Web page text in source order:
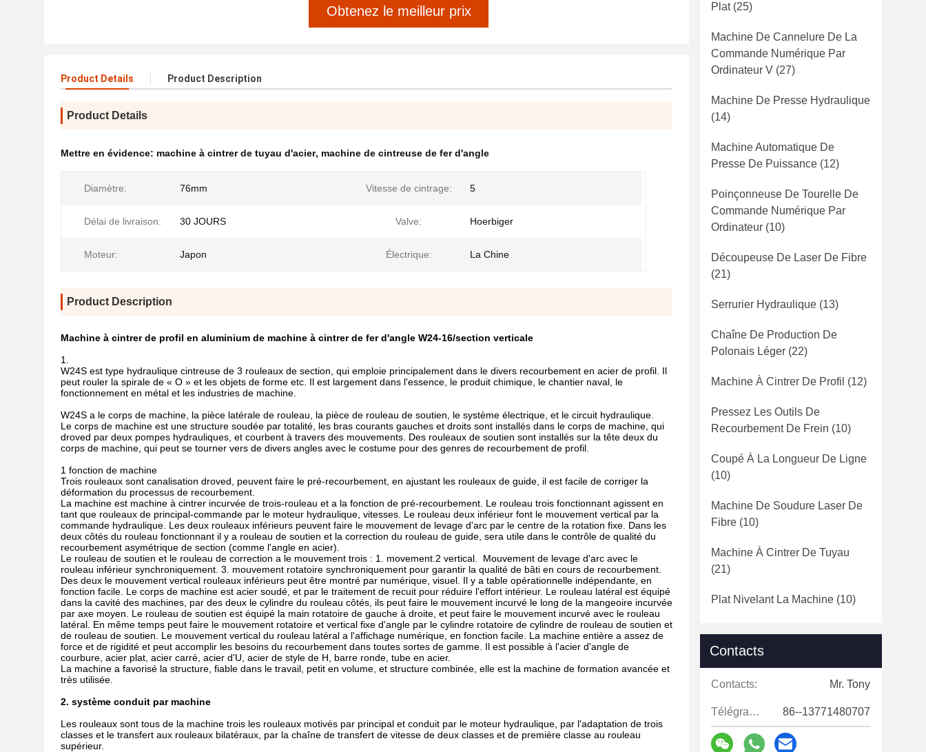
Obtenez le meilleur prix
Product Details Product Description
Product Details
Mettre en évidence: machine à cintrer de tuyau d'acier, machine de cintreuse de fer d'angle
Diamètre: 76mm Vitesse de cintrage: 5
Délai de livraison: 30 JOURS Valve: Hoerbiger
Moteur: Japon Électrique: La Chine
Product Description
Machine à cintrer de profil en aluminium de machine à cintrer de fer d'angle W24-16/section verticale
1.
W24S est type hydraulique cintreuse de 3 rouleaux de section, qui emploie principalement dans le divers recourbement en acier de profil. Il
peut rouler la spirale de « O » et les objets de forme etc. Il est largement dans l'essence, le produit chimique, le chantier naval, le
fonctionnement en métal et les industries de machine.
W24S a le corps de machine, la pièce latérale de rouleau, la pièce de rouleau de soutien, le système électrique, et le circuit hydraulique.
Le corps de machine est une structure soudée par totalité, les bras courants gauches et droits sont installés dans le corps de machine, qui
droved par deux pompes hydrauliques, et courbent à travers des mouvements. Des rouleaux de soutien sont installés sur la tête deux du
corps de machine, qui peut se tourner vers de divers angles avec le costume pour des genres de recourbement de profil.
1 fonction de machine
Trois rouleaux sont canalisation droved, peuvent faire le pré-recourbement, en ajustant les rouleaux de guide, il est facile de corriger la
déformation du processus de recourbement.
La machine est machine à cintrer incurvée de trois-rouleau et a la fonction de pré-recourbement. Le rouleau trois fonctionnant agissent en
tant que rouleaux de principal-commande par le moteur hydraulique, vitesses. Le rouleau deux inférieur font le mouvement vertical par la
commande hydraulique. Les deux rouleaux inférieurs peuvent faire le mouvement de levage d'arc par le centre de la rotation fixe. Dans les
deux côtés du rouleau fonctionnant il y a rouleau de soutien et la correction du rouleau de guide, sera utile dans le contrôle de qualité du
recourbement asymétrique de section (comme l'angle en acier).
Le rouleau de soutien et le rouleau de correction a le mouvement trois : 1. movement.2 vertical. Mouvement de levage d'arc avec le
rouleau inférieur synchroniquement. 3. mouvement rotatoire synchroniquement pour garantir la qualité de bâti en cours de recourbement.
Des deux le mouvement vertical rouleaux inférieurs peut être montré par numérique, visuel. Il y a table opérationnelle indépendante, en
fonction facile. Le corps de machine est acier soudé, et par le traitement de recuit pour réduire l'effort intérieur. Le rouleau latéral est équipé
dans la cavité des machines, par des deux le cylindre du rouleau côtés, ils peut faire le mouvement incurvé le long de la mangeoire incurvée
par axe moyen. Le rouleau de soutien est équipé la main rotatoire de gauche à droite, et peut faire le mouvement incurvé avec le rouleau
latéral. En même temps peut faire le mouvement rotatoire et vertical fixe d'angle par le cylindre rotatoire de cylindre de rouleau de soutien et
de rouleau de soutien. Le mouvement vertical du rouleau latéral a l'affichage numérique, en fonction facile. La machine entière a assez de
force et de rigidité et peut accomplir les besoins du recourbement dans toutes sortes de gamme. Il est possible à l'acier d'angle de
courbure, acier plat, acier carré, acier d'U, acier de style de H, barre ronde, tube en acier.
La machine a favorisé la structure, fiable dans le travail, petit en volume, et structure combinée, elle est la machine de formation avancée et
très utilisée.
2. système conduit par machine
Les rouleaux sont tous de la machine trois les rouleaux motivés par principal et conduit par le moteur hydraulique, par l'adaptation de trois
classes et le transfert aux rouleaux bilatéraux, par la chaîne de transfert de vitesse de deux classes et de première classe au rouleau
supérieur.
Plat(25)
Machine De Cannelure De La
Commande Numérique Par
Ordinateur V (27)
Machine De Presse Hydraulique
(14)
Machine Automatique De
Presse De Puissance (12)
Poinçonneuse De Tourelle De
Commande Numérique Par
Ordinateur (10)
Découpeuse De Laser De Fibre
(21)
Serrurier Hydraulique (13)
Chaîne De Production De
Polonais Léger (22)
Machine À Cintrer De Profil (12)
Pressez Les Outils De
Recourbement De Frein (10)
Coupé À La Longueur De Ligne
(10)
Machine De Soudure Laser De
Fibre (10)
Machine À Cintrer De Tuyau
(21)
Plat Nivelant La Machine (10)
Contacts
Contacts: Mr. Tony
Télégramme: 86--13771480707